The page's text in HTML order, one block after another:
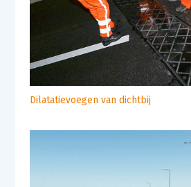
Dilatatievoegen van dichtbij